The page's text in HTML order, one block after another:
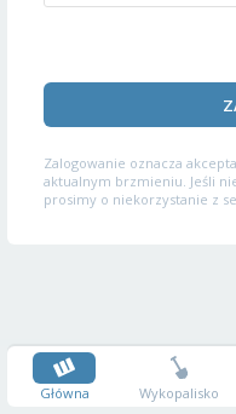
Zalogowanie oznacza
aktualnym brzmieniu. Jeśli
prosimy o niekorzystanie z
Główna Wykopalisko